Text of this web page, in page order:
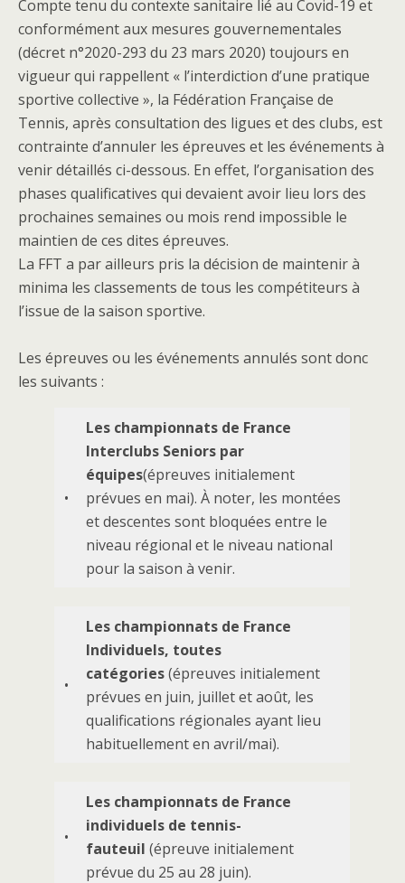
Compte tenu du contexte sanitaire lié au Covid-19 et
conformément aux mesures gouvernementales
(décret n°2020-293 du 23 mars 2020) toujours en
vigueur qui rappellent « l’interdiction d’une pratique
sportive collective », la Fédération Française de
Tennis, après consultation des ligues et des clubs, est
contrainte d’annuler les épreuves et les événements à
venir détaillés ci-dessous. En effet, l’organisation des
phases qualificatives qui devaient avoir lieu lors des
prochaines semaines ou mois rend impossible le
maintien de ces dites épreuves.
La FFT a par ailleurs pris la décision de maintenir à
minima les classements de tous les compétiteurs à
l’issue de la saison sportive.
Les épreuves ou les événements annulés sont donc
les suivants :
•
Les championnats de France
Interclubs Seniors par
équipes(épreuves initialement
prévues en mai). À noter, les montées
et descentes sont bloquées entre le
niveau régional et le niveau national
pour la saison à venir.
•
Les championnats de France
Individuels, toutes
catégories(épreuves initialement
prévues en juin, juillet et août, les
qualifications régionales ayant lieu
habituellement en avril/mai).
•
Les championnats de France
individuels de tennis-
fauteuil (épreuve initialement
prévue du 25 au 28 juin).